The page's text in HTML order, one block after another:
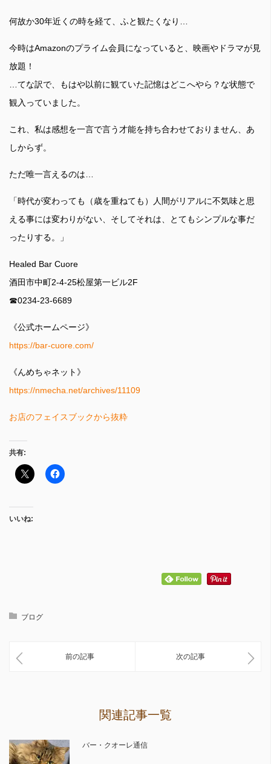
何故か30年近くの時を経て、ふと観たくなり…
今時はAmazonのプライム会員になっていると、映画やドラマが見
放題！
…てな訳で、もはや以前に観ていた記憶はどこへやら？な状態で
観入っていました。
これ、私は感想を一言で言う才能を持ち合わせておりません、あ
しからず。
ただ唯一言えるのは…
「時代が変わっても（歳を重ねても）人間がリアルに不気味と思
える事には変わりがない、そしてそれは、とてもシンプルな事だ
ったりする。」
Healed Bar Cuore
酒田市中町2-4-25松屋第一ビル2F
☎0234-23-6689
《公式ホームページ》
https://bar-cuore.com/
《んめちゃネット》
https://nmecha.net/archives/11109
お店のフェイスブックから抜粋
共有:
いいね:
ブログ
前の記事 次の記事
関連記事一覧
バー・クオーレ通信